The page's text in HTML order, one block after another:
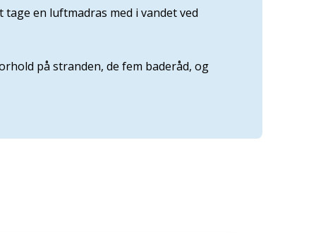
en luftmadras med i vandet ved
på stranden, de fem baderåd, og